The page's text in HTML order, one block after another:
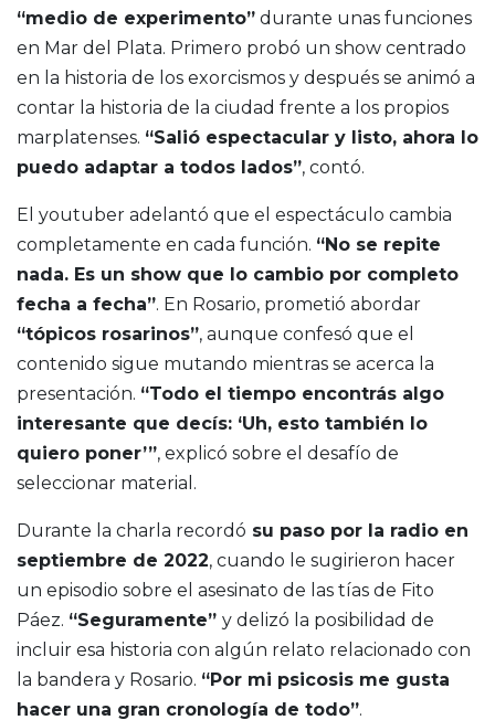
“medio de experimento” durante unas funciones
en Mar del Plata. Primero probó un show centrado
en la historia de los exorcismos y después se animó a
contar la historia de la ciudad frente a los propios
marplatenses. “Salió espectacular y listo, ahora lo
puedo adaptar a todos lados”, contó.
El youtuber adelantó que el espectáculo cambia
completamente en cada función. “No se repite
nada. Es un show que lo cambio por completo
fecha a fecha”. En Rosario, prometió abordar
“tópicos rosarinos”, aunque confesó que el
contenido sigue mutando mientras se acerca la
presentación. “Todo el tiempo encontrás algo
interesante que decís: ‘Uh, esto también lo
quiero poner’”, explicó sobre el desafío de
seleccionar material.
Durante la charla recordó su paso por la radio en
septiembre de 2022, cuando le sugirieron hacer
un episodio sobre el asesinato de las tías de Fito
Páez. “Seguramente” y delizó la posibilidad de
incluir esa historia con algún relato relacionado con
la bandera y Rosario. “Por mi psicosis me gusta
hacer una gran cronología de todo”.